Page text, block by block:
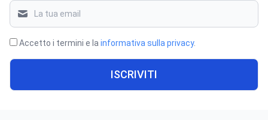
Accetto i termini e la informativa sulla privacy.
ISCRIVITI